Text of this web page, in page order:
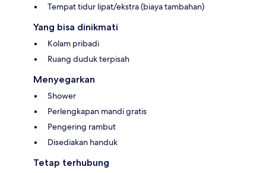
Tempat tidur lipat/ekstra (biaya tambahan)
Yang bisa dinikmati
Kolam pribadi
Ruang duduk terpisah
Menyegarkan
Shower
Perlengkapan mandi gratis
Pengering rambut
Disediakan handuk
Tetap terhubung